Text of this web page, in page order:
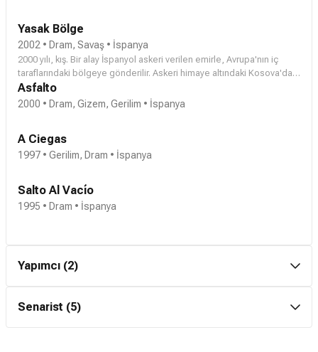
Yasak Bölge
2002 • Dram, Savaş • İspanya
2000 yılı, kış. Bir alay İspanyol askeri verilen emirle, Avrupa'nın iç
taraflarındaki bölgeye gönderilir. Askeri himaye altındaki Kosova'da,
Sırplar'ın olduğu yerlere gerekli yardımları yapmaları istenmiştir. Tüm
idealleri ve prensipleri tarafsızlıkları ile korunan genç askerler, 'Yasak
kendilerini amaçlarına karşıt olan bir durum içinde bulurlar. Yaşamak
için 'öldür ya da öl' kuralları olan bir dünyanın içinde mücadele
Asfalto
2000 • Dram, Gizem, Gerilim • İspanya
A Ciegas
1997 • Gerilim, Dram • İspanya
Salto Al Vacío
1995 • Dram • İspanya
Yapımcı (2)
El Potro
Senarist (5)